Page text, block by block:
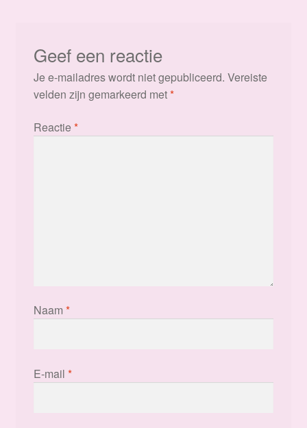
Geef een reactie
Je e-mailadres wordt niet gepubliceerd. Vereiste
velden zijn gemarkeerd met*
Reactie*
Naam *
E-mail *